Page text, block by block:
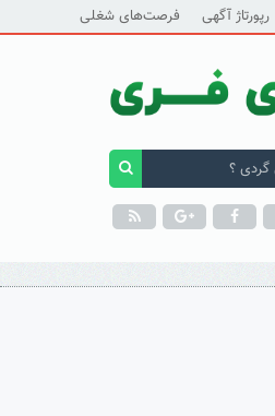
رپورتاژ آگهی فرصت‌های شغلی